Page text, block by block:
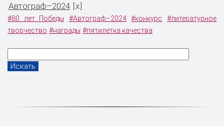
Автограф–2024 x
#80 лет Победы #Автограф–2024 #конкурс
#литературное
творчество #награды #пятилетка качества